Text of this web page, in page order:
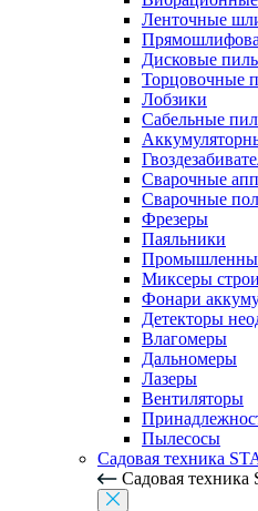
Ленточные
Дисковые
Торцовочные
Лобзики
Сабельные
Сварочные
Сварочные
Фрезеры
Паяльники
Миксеры
Фонари
Детекторы
Влагомеры
Дальномеры
Лазеры
Вентиляторы
Пылесосы
Садовая техника
Садовая